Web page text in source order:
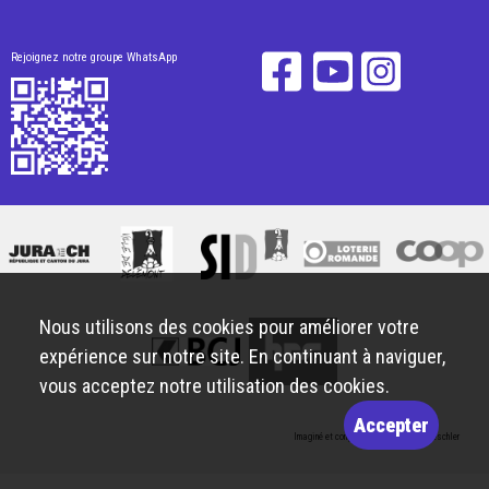
Rejoignez notre groupe WhatsApp
Imaginé et conçu par Giorgianni & Moeschler
Nous utilisons des cookies pour améliorer votre
expérience sur notre site. En continuant à naviguer,
vous acceptez notre utilisation des cookies.
Accepter